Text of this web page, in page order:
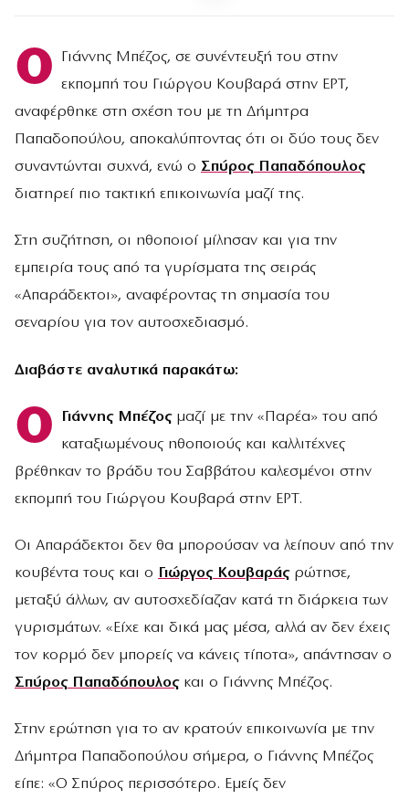
Ο
Γιάννης Μπέζος, σε συνέντευξή του στην
εκπομπή του Γιώργου Κουβαρά στην ΕΡΤ,
αναφέρθηκε στη σχέση του με τη Δήμητρα
Παπαδοπούλου, αποκαλύπτοντας ότι οι δύο τους δεν
συναντώνται συχνά, ενώ ο Σπύρος Παπαδόπουλος
διατηρεί πιο τακτική επικοινωνία μαζί της.
Στη συζήτηση, οι ηθοποιοί μίλησαν και για την
εμπειρία τους από τα γυρίσματα της σειράς
«Απαράδεκτοι», αναφέροντας τη σημασία του
σεναρίου για τον αυτοσχεδιασμό.
Διαβάστε αναλυτικά παρακάτω:
Ο Γιάννης Μπέζοςμαζί με την «Παρέα» του από
καταξιωμένους ηθοποιούς και καλλιτέχνες
βρέθηκαν το βράδυ του Σαββάτου καλεσμένοι στην
εκπομπή του Γιώργου Κουβαρά στην ΕΡΤ.
Οι Απαράδεκτοι δεν θα μπορούσαν να λείπουν από την
κουβέντα τους και ο Γιώργος Κουβαράςρώτησε,
μεταξύ άλλων, αν αυτοσχεδίαζαν κατά τη διάρκεια των
γυρισμάτων. «Είχε και δικά μας μέσα, αλλά αν δεν έχεις
τον κορμό δεν μπορείς να κάνεις τίποτα», απάντησαν ο
Σπύρος Παπαδόπουλοςκαι ο Γιάννης Μπέζος.
Στην ερώτηση για το αν κρατούν επικοινωνία με την
Δήμητρα Παπαδοπούλου σήμερα, ο Γιάννης Μπέζος
είπε: «Ο Σπύρος περισσότερο. Εμείς δεν